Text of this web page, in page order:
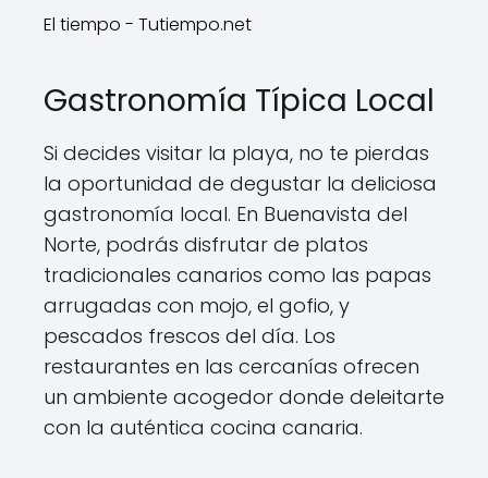
El tiempo - Tutiempo.net
Gastronomía Típica Local
Si decides visitar la playa, no te pierdas
la oportunidad de degustar la deliciosa
gastronomía local. En Buenavista del
Norte, podrás disfrutar de platos
tradicionales canarios como las papas
arrugadas con mojo, el gofio, y
pescados frescos del día. Los
restaurantes en las cercanías ofrecen
un ambiente acogedor donde deleitarte
con la auténtica cocina canaria.